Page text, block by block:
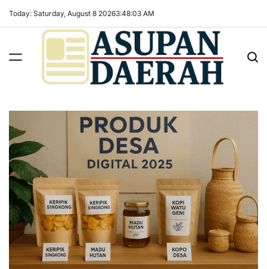
Today: Saturday, August 8 20263:48:04 AM
Daerah